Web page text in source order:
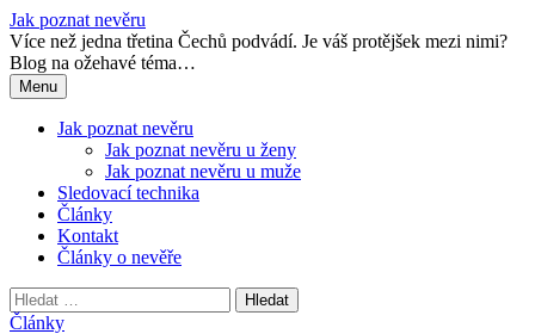
Přejít
k
obsahu
webu
Jak poznat nevěru
Více než jedna třetina Čechů podvádí. Je váš protějšek mezi nimi?
Blog na ožehavé téma…
Menu
Jak poznat nevěru
Jak poznat nevěru u ženy
Jak poznat nevěru u muže
Sledovací technika
Články
Kontakt
Články o nevěře
Vyhledávání
Články